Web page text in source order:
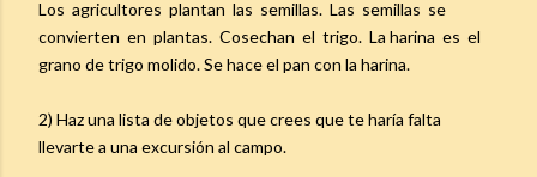
Los agricultores plantan las semillas. Las semillas se
convierten en plantas. Cosechan el trigo. La harina es el
grano de trigo molido. Se hace el pan con la harina.
2) Haz una lista de objetos que crees que te haría falta
llevarte a una excursión al campo.